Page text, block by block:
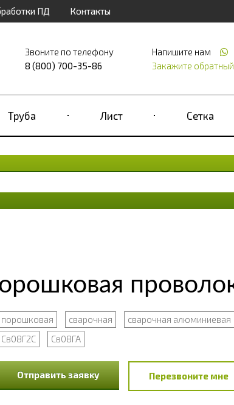
ПД Контакты
Звоните по телефону
8 (800) 700-35-86
Напишите нам
Закажите
Труба Лист Сетка
порошковая сварочная сварочная алюминиевая
Св08Г2С
Св08ГА
Отправить заявку Перезвоните мне